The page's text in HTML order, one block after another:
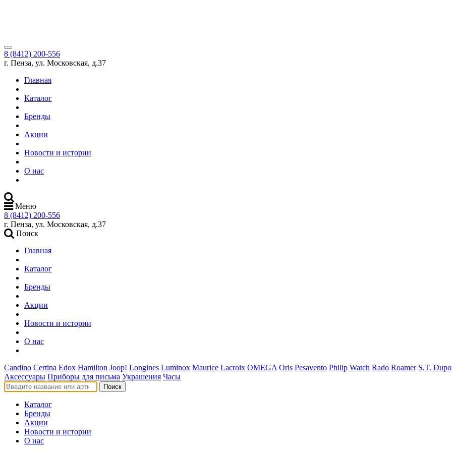
8 (8412) 200-556
г. Пенза, ул. Московская, д.37
Главная
Каталог
Бренды
Акции
Новости и истории
О нас
Меню
8 (8412) 200-556
г. Пенза, ул. Московская, д.37
Поиск
Главная
Каталог
Бренды
Акции
Новости и истории
О нас
Candino Certina Edox Hamilton Joop! Longines Luminox Maurice Lacroix OMEGA Oris Pesavento Philip Watch Rado Roamer S.T.
Аксессуары Приборы для письма Украшения Часы
Поиск
Каталог
Бренды
Акции
Новости и истории
О нас